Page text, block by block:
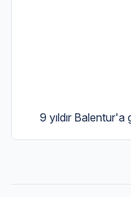
9 yıldır Balentur'a